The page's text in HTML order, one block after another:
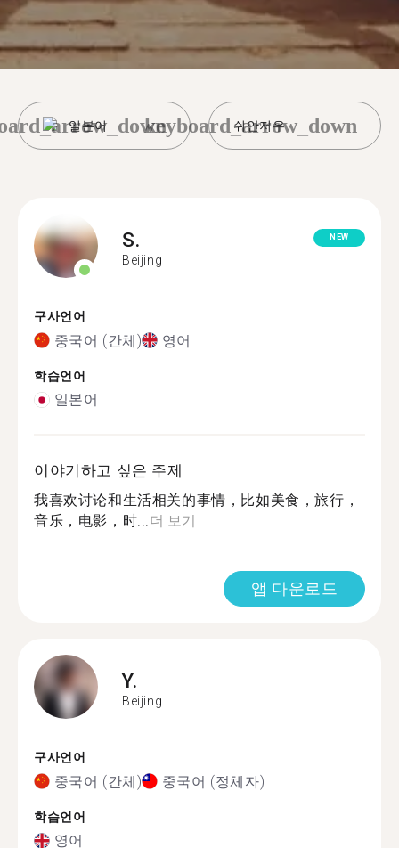
일본어 쉬안저우
keyboard_arrow_down
S.
Beijing
NEW
구사언어
중국어 (간체) 영어
학습언어
일본어
이야기하고 싶은 주제
我喜欢讨论和生活相关的事情，比如美食，旅行，
音乐，电影，时...더 보기
앱 다운로드
Y.
Beijing
구사언어
중국어 (간체) 중국어 (정체자)
학습언어
영어